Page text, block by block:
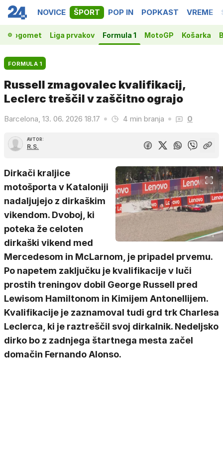
NOVICE ŠPORT POP IN POPKAST VREME
Nogomet Liga prvakov Formula 1 MotoGP Košarka
FORMULA 1
Russell zmagovalec kvalifikacij,
Leclerc treščil v zaščitno ograjo
Barcelona, 13. 06. 2026 18.17 4 min branja 0
AVTOR:
R.S.
Dirkači kraljice
motošporta v Kataloniji
nadaljujejo z dirkaškim
vikendom. Dvoboj, ki
poteka že celoten
dirkaški vikend med
Mercedesom in McLarnom, je pripadel prvemu.
Po napetem zaključku je kvalifikacije v luči
prostih treningov dobil George Russell pred
Lewisom Hamiltonom in Kimijem Antonellijem.
Kvalifikacije je zaznamoval tudi grd trk Charlesa
Leclerca, ki je raztreščil svoj dirkalnik. Nedeljsko
dirko bo z zadnjega štartnega mesta začel
domačin Fernando Alonso.